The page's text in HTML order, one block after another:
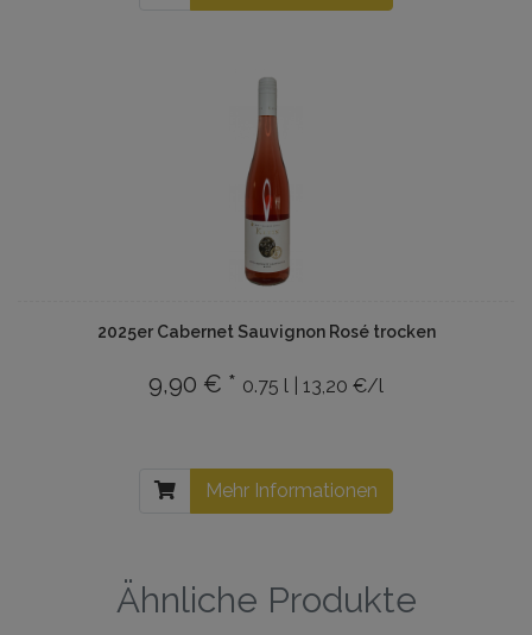
2025er Cabernet Sauvignon Rosé trocken
9,90 € * 0.75 l | 13,20 €/l
Mehr Informationen
Ähnliche Produkte